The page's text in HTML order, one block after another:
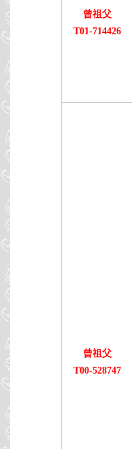
曾祖父
T01-714426
曾祖父
T00-528747